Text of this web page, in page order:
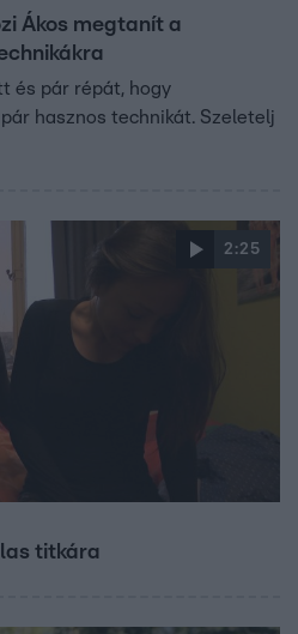
Ákos megtanít a
és pár répát, hogy
hasznos technikát. Szeletelj
2:25
titkára